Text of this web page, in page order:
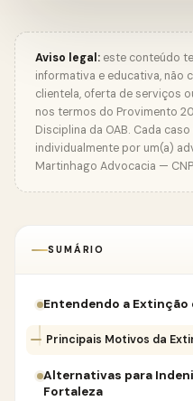
Aviso legal: este conteúdo
informativa e educativa, não
clientela, oferta de serviços
nos termos do Provimento
Disciplina da OAB. Cada
individualmente por um(a)
Martinhago Advocacia —
SUMÁRIO
Entendendo a Extinção
Principais Motivos da
Alternativas para
Fortaleza